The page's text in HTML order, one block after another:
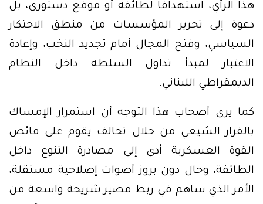
هذا الرأي، استهدافًا لطائفة أو موقع دستوري، بل
دعوة إلى تحرير المؤسسات من منطق الاحتكار
السياسي، وفتح المجال أمام تجديد النخب، وإعادة
الاعتبار لمبدأ تداول السلطة داخل النظام
الديمقراطي اللبناني.
كما يرى أصحاب هذا التوجه أن استمرار الإمساك
بالقرار الشيعي من خلال تحالف يقوم على فائض
القوة العسكرية أدى إلى مصادرة التنوع داخل
الطائفة، وحال دون بروز أصوات إصلاحية مستقلة،
الأمر الذي ساهم في ربط مصير شريحة واسعة من